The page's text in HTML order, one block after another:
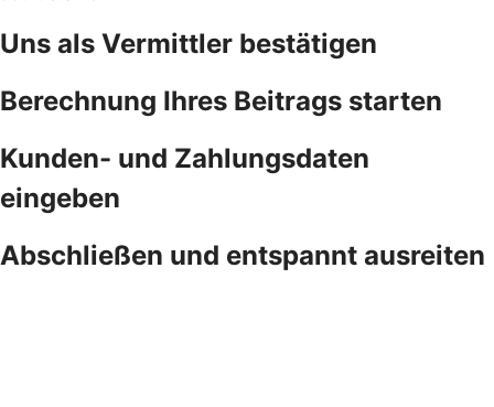
Uns als Vermittler bestätigen
Berechnung Ihres Beitrags starten
Kunden- und Zahlungsdaten
eingeben
Abschließen und entspannt ausreiten